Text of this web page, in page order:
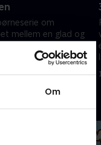
Om
om
mellem en glad og
På trods af deres
er de bedste
• 3 min